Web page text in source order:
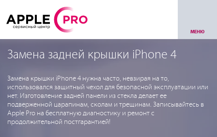
МЕНЮ
Замена задней крышки iPhone 4
Замена крышки iPhone 4 нужна часто, невзирая на то,
использовался защитный чехол для безопасной эксплуатации или
нет. Изготовление задней панели из стекла делает ее
подверженной царапинам, сколам и трещинам. Записывайтесь в
Apple Pro на бесплатную диагностику и ремонт с
продолжительной постгарантией!